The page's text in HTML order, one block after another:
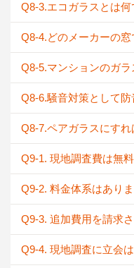
Q8-3.エコガラスとは何
Q8-4.どのメーカーの
Q8-5.マンションのガ
Q8-6.騒音対策として防
Q8-7.ペアガラスにす
Q9-1. 現地調査費は無
Q9-2. 料金体系はあり
Q9-3. 追加費用を請求
Q9-4. 現地調査に立会